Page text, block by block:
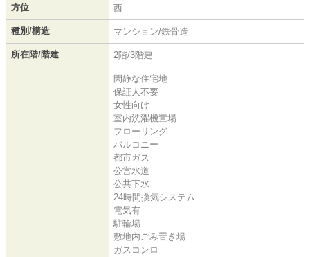
方位 西
種別/構造 マンション/鉄骨造
所在階/階建 2階/3階建
閑静な住宅地
保証人不要
女性向け
室内洗濯機置場
フローリング
バルコニー
都市ガス
公営水道
公共下水
24時間換気システム
電気有
駐輪場
敷地内ごみ置き場
ガスコンロ